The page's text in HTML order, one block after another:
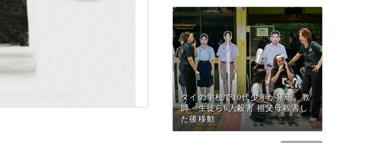
タイの学校で10代少年が発砲、教
師・生徒ら6人殺害 祖父母殺害し
た後移動